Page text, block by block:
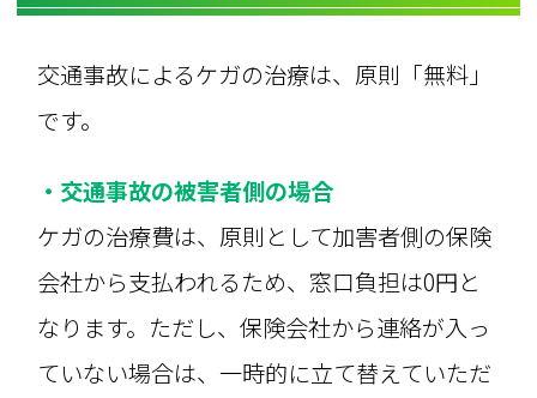
交通事故によるケガの治療は、原則「無料」
です。
・交通事故の被害者側の場合
ケガの治療費は、原則として加害者側の保険
会社から支払われるため、窓口負担は0円と
なります。ただし、保険会社から連絡が入っ
ていない場合は、一時的に立て替えていただ